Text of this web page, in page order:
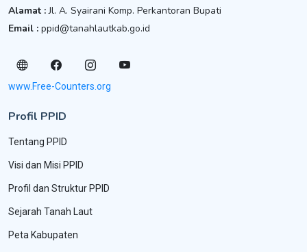
Alamat : Jl. A. Syairani Komp. Perkantoran Bupati
Email : ppid@tanahlautkab.go.id
www.Free-Counters.org
Profil PPID
Tentang PPID
Visi dan Misi PPID
Profil dan Struktur PPID
Sejarah Tanah Laut
Peta Kabupaten